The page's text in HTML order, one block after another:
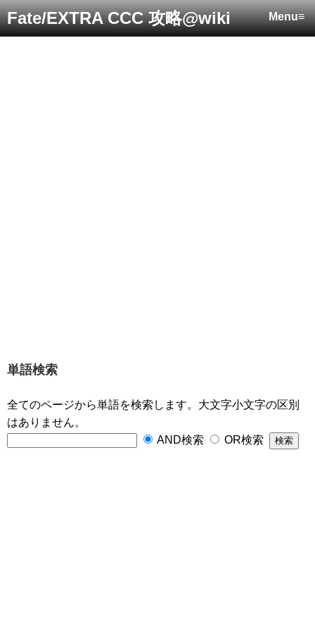
Menu≡
Fate/EXTRA CCC 攻略@wiki
単語検索
全てのページから単語を検索します。大文字小文字の区別
はありません。
AND検索
OR検索